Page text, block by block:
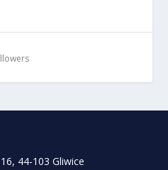
44-103 Gliwice